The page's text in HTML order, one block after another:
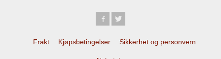
Frakt Kjøpsbetingelser Sikkerhet og personvern